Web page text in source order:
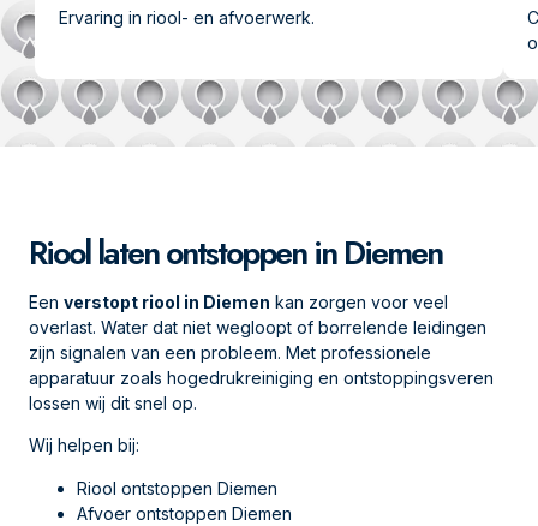
Ervaring in riool- en afvoerwerk.
Riool laten ontstoppen in Diemen
Een verstopt riool in Diemen kan zorgen voor veel
overlast. Water dat niet wegloopt of borrelende leidingen
zijn signalen van een probleem. Met professionele
apparatuur zoals hogedrukreiniging en ontstoppingsveren
lossen wij dit snel op.
Wij helpen bij:
Riool ontstoppen Diemen
Afvoer ontstoppen Diemen